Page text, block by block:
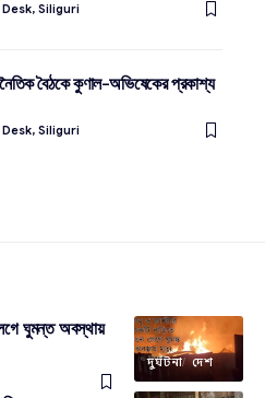
Siliguri
বৈঠকে কুণাল-অভিষেকের প্রকাশ্য
Siliguri
দুর্ঘটনা দেশ
ঘুমন্ত অবস্থায়